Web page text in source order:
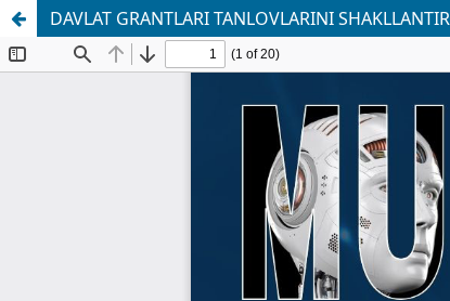
DAVLAT GRANTLARI TANLOVLARINI